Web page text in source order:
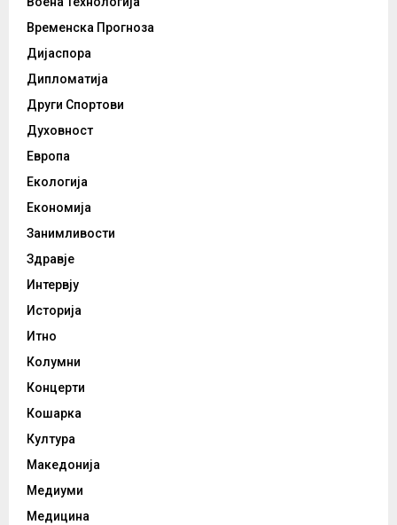
Временска Прогноза
Дијаспора
Дипломатија
Други Спортови
Духовност
Европа
Екологија
Економија
Занимливости
Здравје
Интервју
Историја
Итно
Колумни
Концерти
Кошарка
Култура
Македонија
Медиуми
Медицина